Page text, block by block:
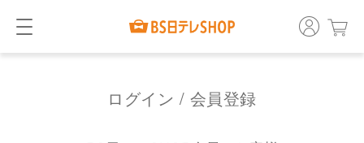
ログイン / 会員登録